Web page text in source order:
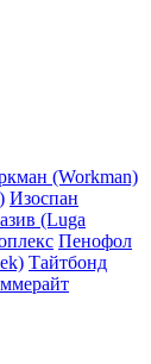
(Workman)
Изоспан
(Luga
Пенофол
Тайтбонд